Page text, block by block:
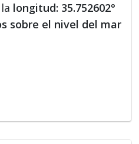
longitud: 35.752602°
sobre el nivel del mar